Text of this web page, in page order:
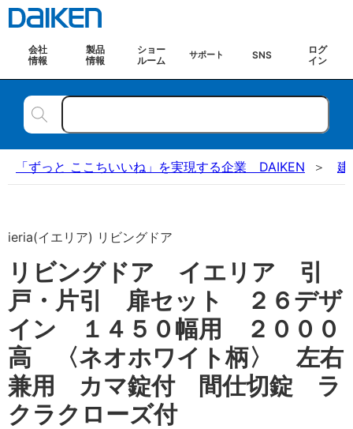
会社
情報
製品
情報
ショー
ルーム
サポート SNS
ログ
イン
「ずっと ここちいいね」を実現する企業 DAIKEN 建
ieria(イエリア) リビングドア
リビングドア イエリア 引
戸・片引 扉セット ２６デザ
イン １４５０幅用 ２０００
高 〈ネオホワイト柄〉 左右
兼用 カマ錠付 間仕切錠 ラ
クラクローズ付